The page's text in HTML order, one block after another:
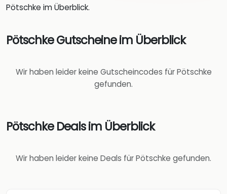
Pötschke im Überblick.
Pötschke Gutscheine im Überblick
Wir haben leider keine Gutscheincodes für Pötschke
gefunden.
Pötschke Deals im Überblick
Wir haben leider keine Deals für Pötschke gefunden.